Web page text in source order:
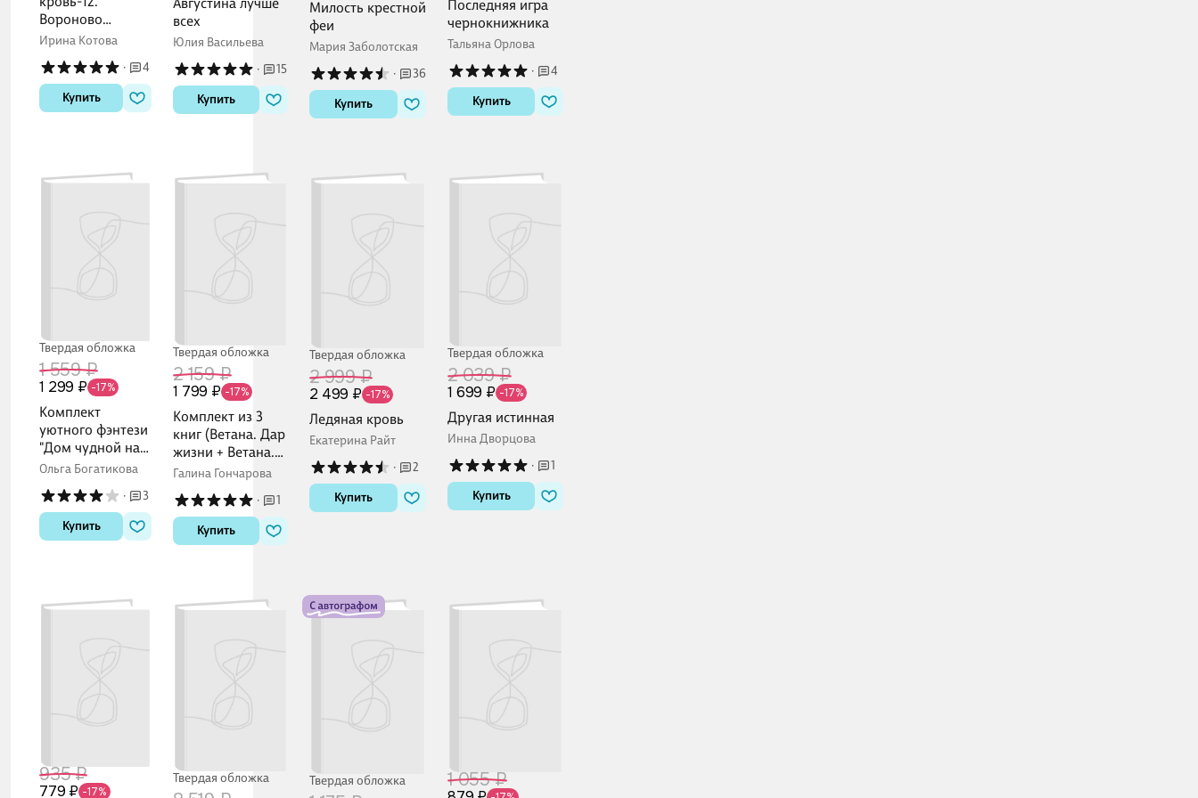
Вороново
сердце. Часть 1.
Ирина Котова
·
4
Купить
всех
Юлия Васильева
·
15
Купить
Милость крестной
феи
Мария Заболотская
·
36
Купить
Последняя игра
чернокнижника
Тальяна Орлова
·
4
Купить
Твердая обложка
1 559 ₽
1 299 ₽ -17%
Комплект
уютного фэнтези
"Дом чудной на
улице Лесной +
волшебный час"
Ольга Богатикова
·
3
Купить
Твердая обложка
2 159 ₽
1 799 ₽ -17%
Комплект из 3
книг (Ветана. Дар
жизни + Ветана.
Дар смерти +
исцеления)
Галина Гончарова
·
1
Купить
Твердая обложка
2 999 ₽
2 499 ₽ -17%
Ледяная кровь
Екатерина Райт
·
2
Купить
Твердая обложка
2 039 ₽
1 699 ₽ -17%
Другая истинная
Инна Дворцова
·
1
Купить
935 ₽
779 ₽ -17%
Твердая обложка Твердая обложка 1 055 ₽